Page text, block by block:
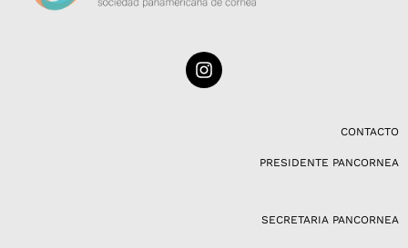
I
n
CONTACTO
PRESIDENTE PANCORNEA
SECRETARIA PANCORNEA